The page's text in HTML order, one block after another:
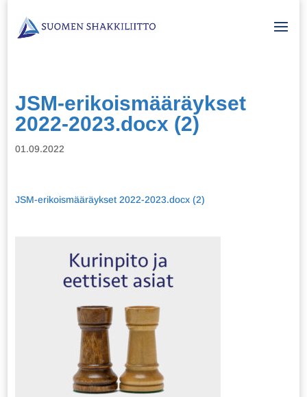
JSM-erikoismääräykset
2022-2023.docx (2)
01.09.2022
JSM-erikoismääräykset 2022-2023.docx (2)